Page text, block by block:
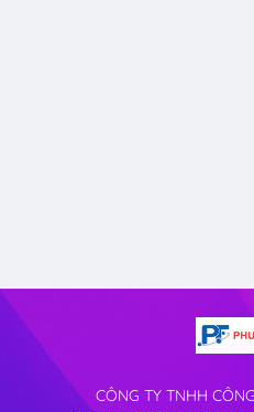
CÔNG TY TNHH